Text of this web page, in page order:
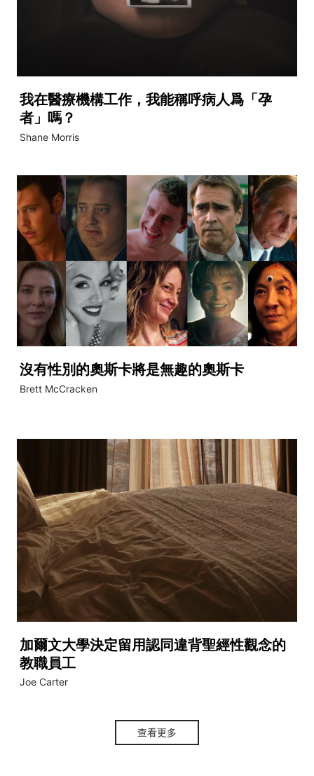
我在醫療機構工作，我能稱呼病人爲「孕
者」嗎？
Shane Morris
沒有性別的奧斯卡將是無趣的奧斯卡
Brett McCracken
加爾文大學決定留用認同違背聖經性觀念的
教職員工
Joe Carter
查看更多